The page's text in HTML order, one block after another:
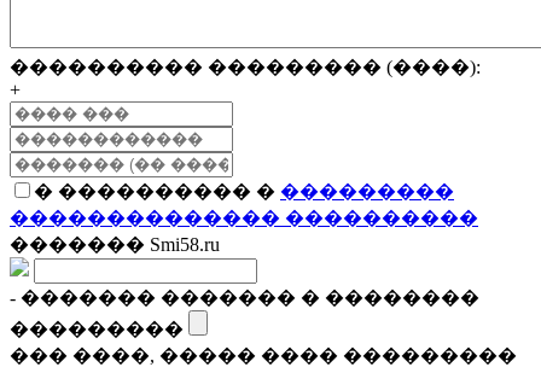
���������� ��������� (����):
+
� ���������� � ���������
�������������� ����������
������� Smi58.ru
- ������� ������� � ��������
���������
��� ����, ����� ���� ���������